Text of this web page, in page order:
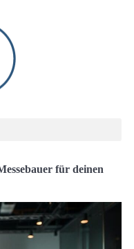
für deinen